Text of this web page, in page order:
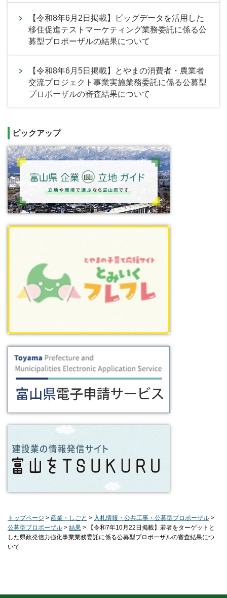
【令和8年6月2日掲載】ビッグデータを活用した
移住促進テストマーケティング業務委託に係る公
募型プロポーザルの結果について
【令和8年6月5日掲載】とやまの消費者・農業者
交流プロジェクト事業実施業務委託に係る公募型
プロポーザルの審査結果について
ピックアップ
トップページ > 産業・しごと > 入札情報・公共工事・公募型プロポーザル >
公募型プロポーザル > 結果 > 【令和7年10月22日掲載】若者をターゲットと
した県政発信力強化事業業務委託に係る公募型プロポーザルの審査結果につ
いて